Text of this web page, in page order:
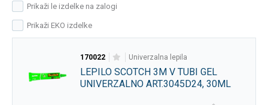
Prikaži le izdelke na zalogi
Prikaži EKO izdelke
170022 univerzalna lepila
LEPILO SCOTCH 3M V TUBI GEL
UNIVERZALNO ART.3045D24, 30ML